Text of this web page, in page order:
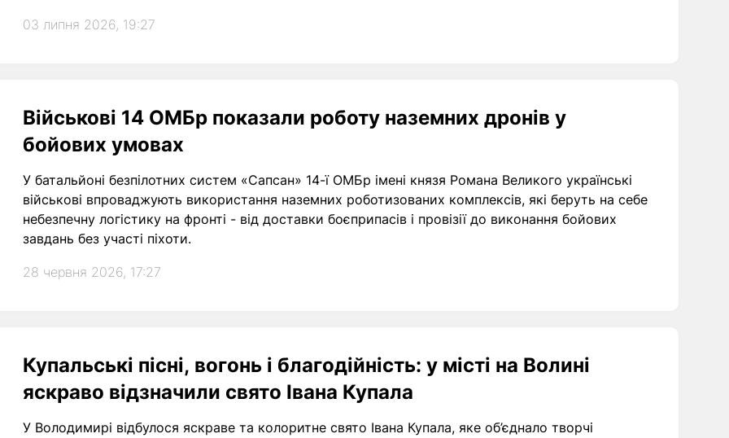
03 липня 2026, 19:27
Військові 14 ОМБр показали роботу наземних дронів у
бойових умовах
У батальйоні безпілотних систем «Сапсан» 14-ї ОМБр імені князя Романа Великого українські
військові впроваджують використання наземних роботизованих комплексів, які беруть на себе
небезпечну логістику на фронті - від доставки боєприпасів і провізії до виконання бойових
завдань без участі піхоти.
28 червня 2026, 17:27
Купальські пісні, вогонь і благодійність: у місті на Волині
яскраво відзначили свято Івана Купала
У Володимирі відбулося яскраве та колоритне свято Івана Купала, яке об’єднало творчі